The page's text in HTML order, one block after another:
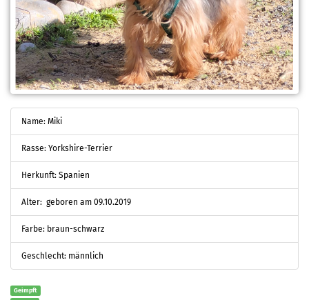
Name: Miki
Rasse: Yorkshire-Terrier
Herkunft: Spanien
Alter: geboren am 09.10.2019
Farbe: braun-schwarz
Geschlecht: männlich
Geimpft